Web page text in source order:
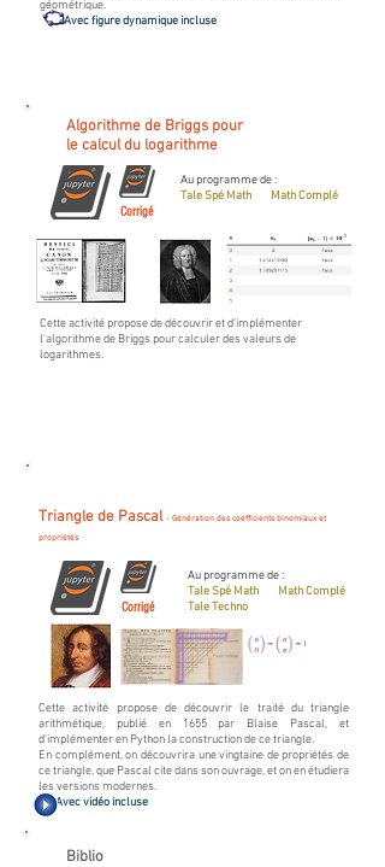
géométrique.
Avec figure dynamique incluse
Algorithme de Briggs pour
le calcul du logarithme
Corrigé
Au programme de :
Tale Spé Math Math Complé
Cette activité propose de découvrir et d'implémenter
l'algorithme de Briggs pour calculer des valeurs de
logarithmes.
Triangle de Pascal - Génération des coefficients binomiaux et
propriétés
Corrigé
Au programme de :
Tale Spé Math Math Complé
Tale Techno
Cette activité propose de découvrir le traité du triangle
arithmétique, publié en 1655 par Blaise Pascal, et
d'implémenter en Python la construction de ce triangle.
En complément, on découvrira une vingtaine de propriétés de
ce triangle, que Pascal cite dans son ouvrage, et on en étudiera
les versions modernes.
Avec vidéo incluse
Biblio